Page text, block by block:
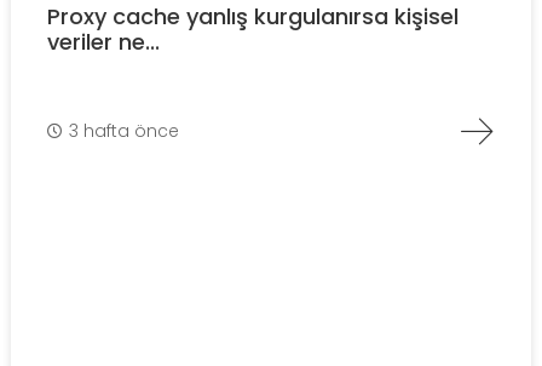
Proxy cache yanlış kurgulanırsa kişisel
veriler ne...
3 hafta önce